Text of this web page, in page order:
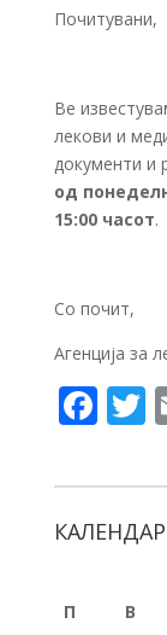
Почитувани,
Ве
лекови и
документи и
од
15:00 часот.
Со почит,
Агенција за
F
e
b
T
er
КАЛЕНДАР
П В